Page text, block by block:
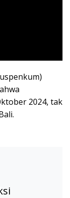
2024, tak